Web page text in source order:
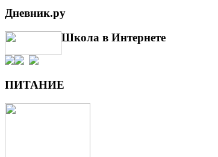
Дневник.ру
Школа в Интернете
ПИТАНИЕ